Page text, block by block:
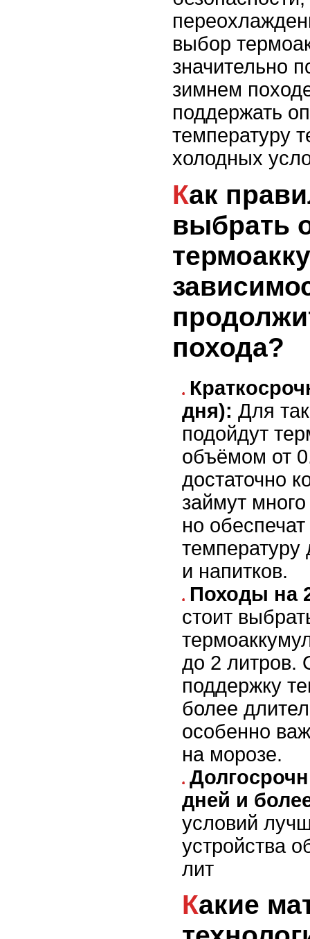
выбор
значительно
зимнем
поддержать
температуру
холодных
Как правильно
выбрать
похода?
дня): Для
подойдут
объёмом от
достаточно
займут
но
температуру
и напитков.
Походы на
стоит
до 2 литров.
поддержку
более
особенно
на морозе.
дней и
условий
устройства
лит
Какие материалы и